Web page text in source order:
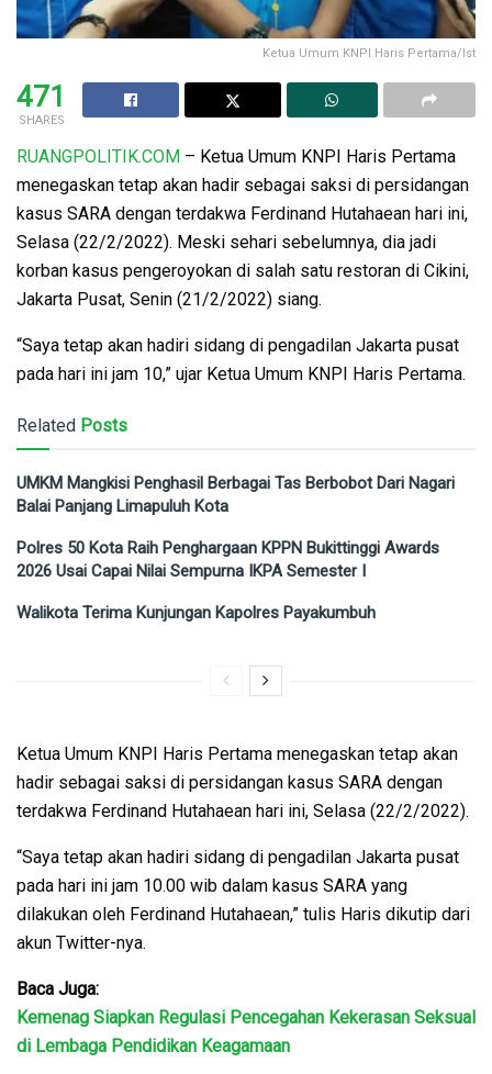
Ketua Umum KNPI Haris Pertama/Ist
471
SHARES
RUANGPOLITIK.COM – Ketua Umum KNPI Haris Pertama
menegaskan tetap akan hadir sebagai saksi di persidangan
kasus SARA dengan terdakwa Ferdinand Hutahaean hari ini,
Selasa (22/2/2022). Meski sehari sebelumnya, dia jadi
korban kasus pengeroyokan di salah satu restoran di Cikini,
Jakarta Pusat, Senin (21/2/2022) siang.
“Saya tetap akan hadiri sidang di pengadilan Jakarta pusat
pada hari ini jam 10,” ujar Ketua Umum KNPI Haris Pertama.
Related Posts
UMKM Mangkisi Penghasil Berbagai Tas Berbobot Dari Nagari
Balai Panjang Limapuluh Kota
Polres 50 Kota Raih Penghargaan KPPN Bukittinggi Awards
2026 Usai Capai Nilai Sempurna IKPA Semester I
Walikota Terima Kunjungan Kapolres Payakumbuh
Ketua Umum KNPI Haris Pertama menegaskan tetap akan
hadir sebagai saksi di persidangan kasus SARA dengan
terdakwa Ferdinand Hutahaean hari ini, Selasa (22/2/2022).
“Saya tetap akan hadiri sidang di pengadilan Jakarta pusat
pada hari ini jam 10.00 wib dalam kasus SARA yang
dilakukan oleh Ferdinand Hutahaean,” tulis Haris dikutip dari
akun Twitter-nya.
Baca Juga:
Kemenag Siapkan Regulasi Pencegahan Kekerasan Seksual
di Lembaga Pendidikan Keagamaan